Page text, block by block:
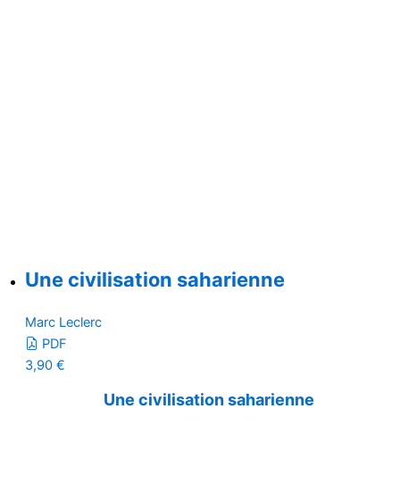
Une civilisation saharienne
Marc Leclerc
PDF
3,90 €
Une civilisation saharienne